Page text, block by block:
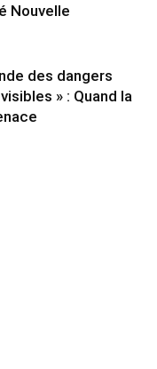
Nouvelle
des dangers
» : Quand la